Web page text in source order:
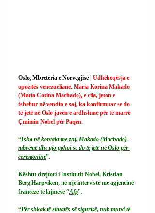
Oslo, Mbretëria e Norvegjisë | Udhëheqësja e
opozitës venezueliane, Maria Korina Makado
(María Corina Machado), e cila, jeton e
fshehur në vendin e saj, ka konfirmuar se do
të jetë në Oslo javën e ardhshme për të marrë
Çmimin Nobel për Paqen.
“Isha në kontakt me znj. Makado (Machado)
mbrëmë dhe ajo pohoi se do të jetë në Oslo për
ceremoninë”.
Kështu drejtori i Institutit Nobel, Kristian
Berg Harpviken, në një intervistë me agjencinë
franceze të lajmeve “Afp”.
“Për shkak të situatës së sigurisë, nuk mund të